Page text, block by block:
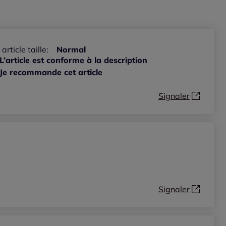
article taille:
Normal
est conforme à la description
recommande cet article
Signaler
Signaler